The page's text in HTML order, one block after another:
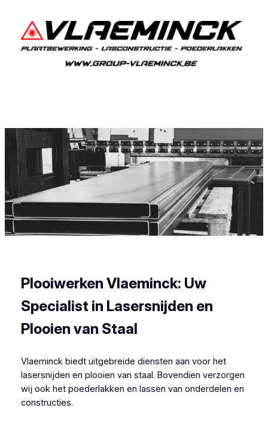
Plooiwerken Vlaeminck: Uw
Specialist in Lasersnijden en
Plooien van Staal
Vlaeminck biedt uitgebreide diensten aan voor het
lasersnijden en plooien van staal. Bovendien verzorgen
wij ook het poederlakken en lassen van onderdelen en
constructies.